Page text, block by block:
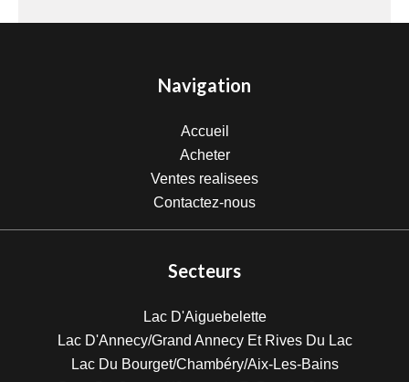
Navigation
Accueil
Acheter
Ventes realisees
Contactez-nous
Secteurs
Lac D'Aiguebelette
Lac D'Annecy/Grand Annecy Et Rives Du Lac
Lac Du Bourget/Chambéry/Aix-Les-Bains